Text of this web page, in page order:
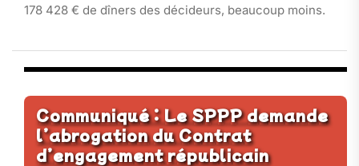
178 428 € de dîners des décideurs, beaucoup moins.
Communiqué : Le SPPP demande
l’abrogation du Contrat
d’engagement républicain​